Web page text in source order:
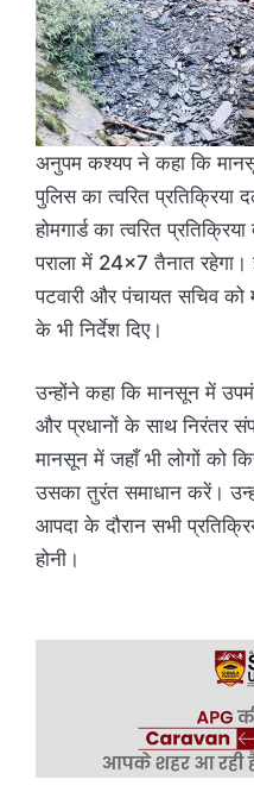
अनुपम कश्यप ने कहा कि
पुलिस का त्वरित प्रतिक्रिया
होमगार्ड का त्वरित
पराला में 24×7 तैनात
पटवारी और पंचायत सचिव
के भी निर्देश दिए।
उन्होंने कहा कि मानसून में
और प्रधानों के साथ निरंतर
मानसून में जहाँ भी लोगों को
उसका तुरंत समाधान करें।
आपदा के दौरान सभी
होनी।